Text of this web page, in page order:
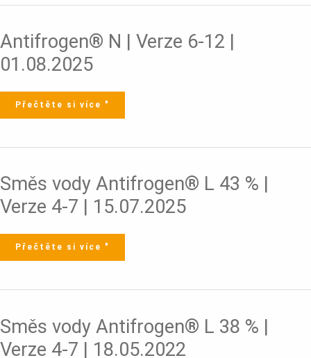
|
Antifrogen® N | Verze 6-12 |
01.08.2025
Antifrogen®
N
|
Verze
12
Přečtěte si více "
Směs vody Antifrogen® L 43 % |
Verze 4-7 | 15.07.2025
Směs
vody
Antifrogen®
43
%
4-
7
|
15.07.2025
Přečtěte si více "
Směs vody Antifrogen® L 38 % |
Verze 4-7 | 18.05.2022
Směs
vody
Antifrogen®
38